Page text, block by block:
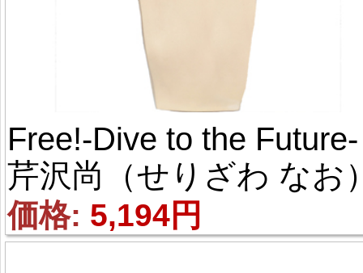
Free!-Dive to the Future-
芹沢尚（せりざわ なお
風 コスプレウィッグ
価格: 5,194円